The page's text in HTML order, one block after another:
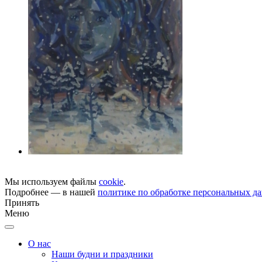
Мы используем файлы cookie.
Подробнее — в нашей политике по обработке персональных
Принять
Меню
О нас
Наши будни и праздники